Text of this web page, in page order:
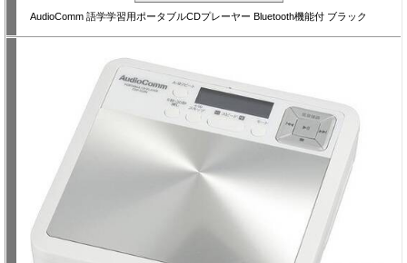
AudioComm 語学学習用ポータブルCDプレーヤー Bluetooth機能付 ブラック